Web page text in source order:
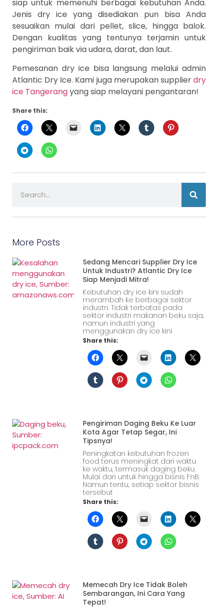
siap untuk memenuhi berbagai kebutuhan Anda.
Jenis dry ice yang disediakan pun bisa Anda
sesuaikan mulai dari pellet, slice, hingga balok.
Dengan kualitas yang tentunya terjamin untuk
pengiriman baik via udara, darat, dan laut.
Pemesanan dry ice bisa langsung melalui admin
Atlantic Dry Ice. Kami juga merupakan supplierdry
ice Tangerangyang siap melayani pengantaran!
Share this:
More Posts
Sedang Mencari Supplier Dry Ice
Untuk Industri? Atlantic Dry Ice
Siap Menjadi Mitra!
Kebutuhan dry ice kini sudah
merambah ke berbagai sektor
industri. Tidak terbatas pada
sektor industri makanan beku saja,
namun industri yang
menggunakan dry ice kini
Share this:
Pengiriman Daging Beku Ke Luar
Kota Agar Tetap Segar, Ini
Tipsnya!
Peningkatan kebutuhan frozen
food terus meningkat dari waktu
ke waktu, termasuk daging beku.
Mulai dari untuk hingga bisnis FnB.
Namun tentu, setiap sektor bisnis
tersebut
Share this:
Memecah Dry Ice Tidak Boleh
Sembarangan, Ini Cara Yang
Tepat!